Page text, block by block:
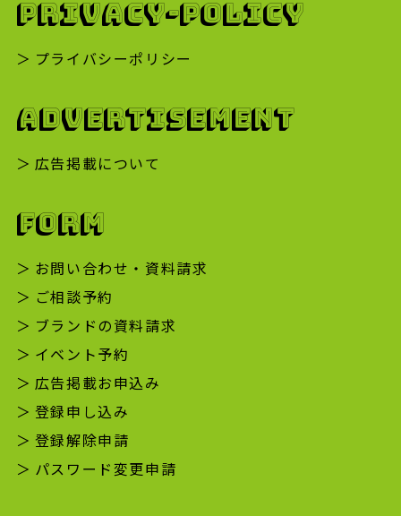
PRIVACY-POLICY
プライバシーポリシー
ADVERTISEMENT
広告掲載について
FORM
お問い合わせ・資料請求
ご相談予約
ブランドの資料請求
イベント予約
広告掲載お申込み
登録申し込み
登録解除申請
パスワード変更申請